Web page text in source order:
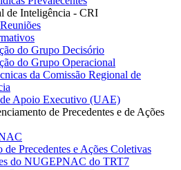
de Inteligência - CRI
do Grupo Decisório
do Grupo Operacional
da Comissão Regional de
Apoio Executivo (UAE)
de Precedentes e de Ações
de Precedentes e Ações Coletivas
do NUGEPNAC do TRT7